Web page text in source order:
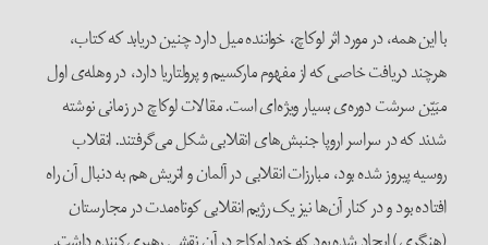
با این‌ همه، در مورد اثر لوکاچ، خواننده میل دارد چنین دریابد که کتاب،
هرچند دریافت خاصی که از مفهوم مارکسیم و پرولتاریا دارد، در وهله‌ی اول
مبَیّن سرشت دوره‌ی بسیار ویژه‌ای است. مقالات لوکاچ در زمانی نوشته
شدند که در سراسر اروپا جنبش‌های انقلابی شکل می‌گرفتند. انقلاب
روسیه پیروز شده بود، مبارزات انقلابی در آلمان و اتریش هم به دنبال آن راه
افتاده بود و در کنار آن‌ها نیز یک رژیم انقلابی کوتاه‌مدت در مجارستان